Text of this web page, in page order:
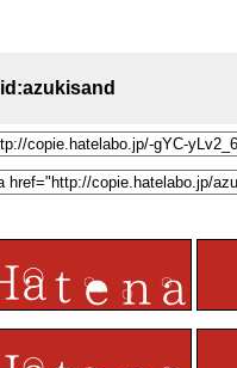
id:azukisand